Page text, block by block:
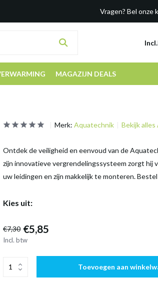
Vragen? Bel onze
Incl.
MAGAZIJN DEALS
Merk: Aquatechnik Bekijk
Ontdek de veiligheid en eenvoud van de
zijn innovatieve vergrendelingssysteem zorgt hij
uw leidingen en zijn makkelijk te monteren.
Kies uit:
€7,30 €5,85
Incl. btw
Toevoegen aan